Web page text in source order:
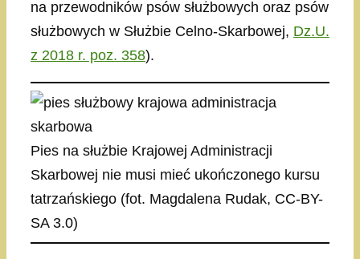
na przewodników psów służbowych oraz psów
służbowych w Służbie Celno-Skarbowej, Dz.U.
z 2018 r. poz. 358).
Pies na służbie Krajowej Administracji
Skarbowej nie musi mieć ukończonego kursu
tatrzańskiego (fot. Magdalena Rudak, CC-BY-
SA 3.0)